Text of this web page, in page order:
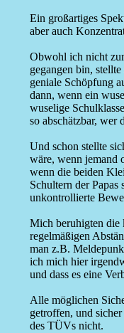
Ein großartiges
aber auch
Obwohl ich nicht
gegangen bin,
geniale Schöpfung
dann, wenn ein
wuselige
so abschätzbar, wer
Und schon stellte
wäre, wenn jemand
wenn die beiden
Schultern der Papas
unkontrollierte
Mich beruhigten die
regelmäßigen
man z.B.
ich mich hier
und dass es eine
Alle möglichen
getroffen, und
des TÜVs nicht.